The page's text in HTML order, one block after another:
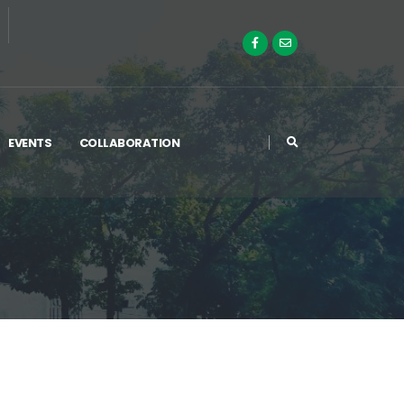
EVENTS COLLABORATION